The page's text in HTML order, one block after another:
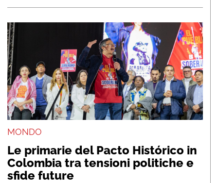
MONDO
Le primarie del Pacto Histórico in
Colombia tra tensioni politiche e
sfide future